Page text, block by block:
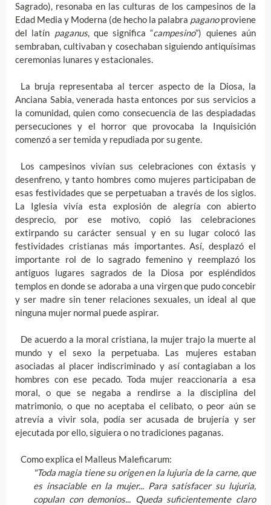
Sagrado), resonaba en las culturas de los campesinos de la
Edad Media y Moderna (de hecho la palabra paganoproviene
del latín paganus, que significa “campesino”) quienes aún
sembraban, cultivaban y cosechaban siguiendo antiquísimas
ceremonias lunares y estacionales.
La bruja representaba al tercer aspecto de la Diosa, la
Anciana Sabia, venerada hasta entonces por sus servicios a
la comunidad, quien como consecuencia de las despiadadas
persecuciones y el horror que provocaba la Inquisición
comenzó a ser temida y repudiada por su gente.
Los campesinos vivían sus celebraciones con éxtasis y
desenfreno, y tanto hombres como mujeres participaban de
esas festividades que se perpetuaban a través de los siglos.
La Iglesia vivía esta explosión de alegría con abierto
desprecio, por ese motivo, copió las celebraciones
extirpando su carácter sensual y en su lugar colocó las
festividades cristianas más importantes. Así, desplazó el
importante rol de lo sagrado femenino y reemplazó los
antiguos lugares sagrados de la Diosa por espléndidos
templos en donde se adoraba a una virgen que pudo concebir
y ser madre sin tener relaciones sexuales, un ideal al que
ninguna mujer normal puede aspirar.
De acuerdo a la moral cristiana, la mujer trajo la muerte al
mundo y el sexo la perpetuaba. Las mujeres estaban
asociadas al placer indiscriminado y así contagiaban a los
hombres con ese pecado. Toda mujer reaccionaria a esa
moral, o que se negaba a rendirse a la disciplina del
matrimonio, o que no aceptaba el celibato, o peor aún se
atrevía a vivir sola, podía ser acusada de brujería y ser
ejecutada por ello, siguiera o no tradiciones paganas.
Como explica el Malleus Maleficarum:
"Toda magia tiene su origen en la lujuria de la carne, que
es insaciable en la mujer... Para satisfacer su lujuria,
copulan con demonios... Queda suficientemente claro